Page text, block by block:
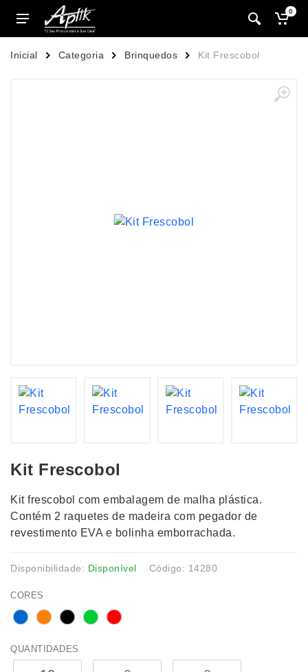
0
Inicial Categoria Brinquedos Kit Frescobol
Kit Frescobol
Kit frescobol com embalagem de malha plástica.
Contém 2 raquetes de madeira com pegador de
revestimento EVA e bolinha emborrachada.
Disponibilidade: Disponível Código: 14280
CORES
QUANTIDADES